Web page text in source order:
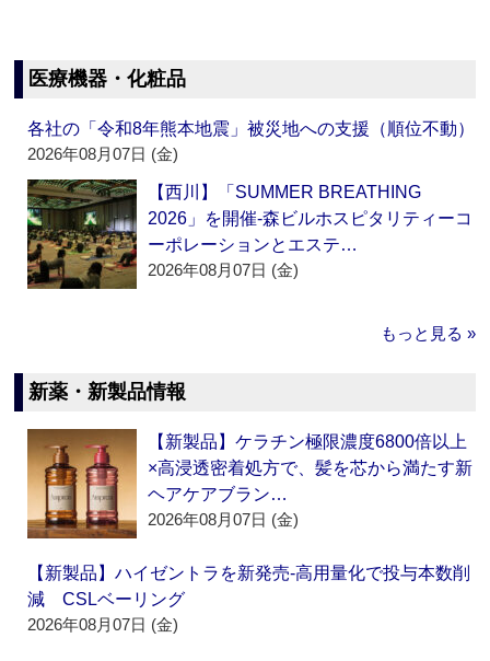
医療機器・化粧品
各社の「令和8年熊本地震」被災地への支援（順位不動）
2026年08月07日 (金)
【西川】「SUMMER BREATHING
2026」を開催‐森ビルホスピタリティーコ
ーポレーションとエステ…
2026年08月07日 (金)
もっと見る »
新薬・新製品情報
【新製品】ケラチン極限濃度6800倍以上
×高浸透密着処方で、髪を芯から満たす新
ヘアケアブラン…
2026年08月07日 (金)
【新製品】ハイゼントラを新発売‐高用量化で投与本数削
減 CSLベーリング
2026年08月07日 (金)